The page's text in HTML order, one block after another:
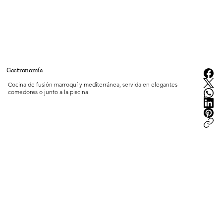
Gastronomía
Cocina de fusión marroquí y mediterránea, servida en elegantes
comedores o junto a la piscina.